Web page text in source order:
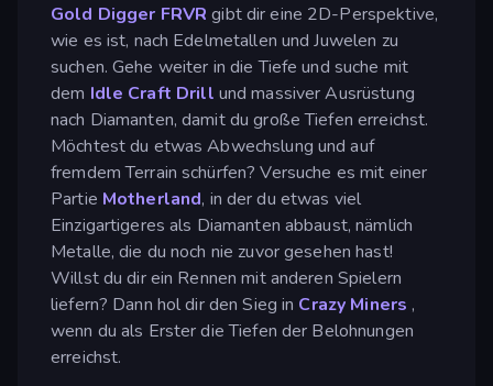
Gold Digger FRVR gibt dir eine 2D-Perspektive,
wie es ist, nach Edelmetallen und Juwelen zu
suchen. Gehe weiter in die Tiefe und suche mit
dem Idle Craft Drill und massiver Ausrüstung
nach Diamanten, damit du große Tiefen erreichst.
Möchtest du etwas Abwechslung und auf
fremdem Terrain schürfen? Versuche es mit einer
Partie Motherland, in der du etwas viel
Einzigartigeres als Diamanten abbaust, nämlich
Metalle, die du noch nie zuvor gesehen hast!
Willst du dir ein Rennen mit anderen Spielern
liefern? Dann hol dir den Sieg in Crazy Miners ,
wenn du als Erster die Tiefen der Belohnungen
erreichst.